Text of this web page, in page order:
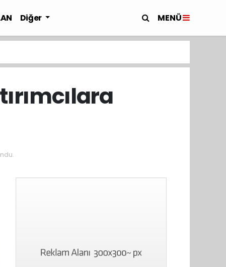
Diğer MENÜ